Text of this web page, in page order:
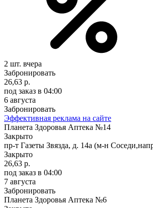
2 шт. вчера
Забронировать
26,63 р.
под заказ в 04:00
6 августа
Забронировать
Эффективная реклама на сайте
Планета Здоровья Аптека №14
Закрыто
пр-т Газеты Звязда, д. 14а (м-н
Закрыто
26,63 р.
под заказ в 04:00
7 августа
Забронировать
Планета Здоровья Аптека №6